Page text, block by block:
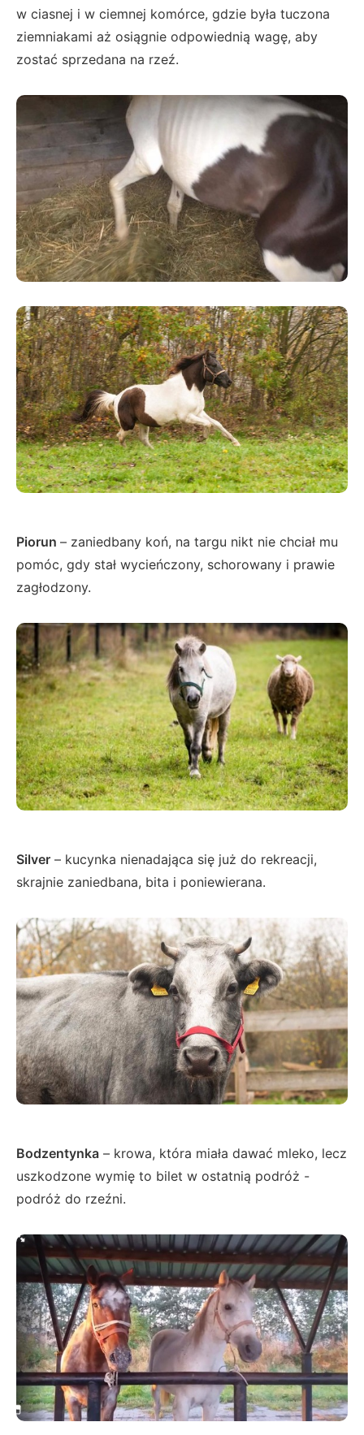
w ciasnej i w ciemnej komórce, gdzie była tuczona
ziemniakami aż osiągnie odpowiednią wagę, aby
zostać sprzedana na rzeź.
Piorun – zaniedbany koń, na targu nikt nie chciał mu
pomóc, gdy stał wycieńczony, schorowany i prawie
zagłodzony.
Silver – kucynka nienadająca się już do rekreacji,
skrajnie zaniedbana, bita i poniewierana.
Bodzentynka – krowa, która miała dawać mleko, lecz
uszkodzone wymię to bilet w ostatnią podróż -
podróż do rzeźni.